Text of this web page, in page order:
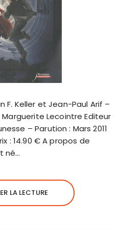
F. Keller et Jean-Paul Arif –
Lecointre Editeur
– Parution : Mars 2011
: 14.90 € A propos de
né…
LA LECTURE